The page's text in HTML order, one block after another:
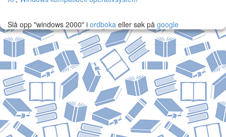
Slå opp "windows 2000" i ordboka eller søk på google